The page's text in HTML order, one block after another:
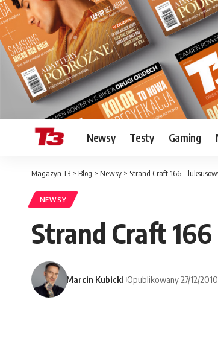
Newsy Testy Gaming
Magazyn T3 > Blog > Newsy > Strand Craft 166 –
NEWSY
Strand Craft
Marcin Kubicki Opublikowany 27/12/2010